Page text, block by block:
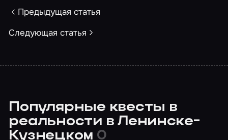
Предыдущая статья
Следующая статья
Популярные квесты в
реальности в Ленинске-
Кузнецком 0